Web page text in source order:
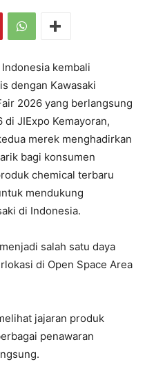
kembali
dengan Kawasaki
2026 yang berlangsung
di JIExpo Kemayoran,
merek menghadirkan
bagi konsumen
chemical terbaru
mendukung
di Indonesia.
salah satu daya
di Open Space Area
jajaran produk
penawaran